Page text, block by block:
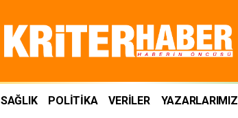
SAĞLIK POLİTİKA VERİLER YAZARLARIMIZ